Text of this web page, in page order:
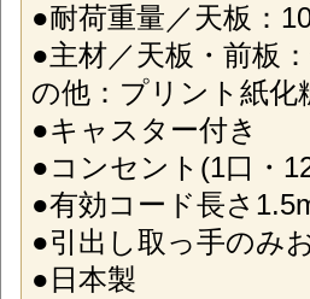
●耐荷重量／天板：
●主材／天板・前板
の他：プリント紙
●キャスター付き
●コンセント(1口・
●有効コード長さ
●引出し取っ手のみ
●日本製